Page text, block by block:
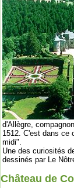
d'Allègre,
1512. C'est dans ce
midi".
Une des curiosités
dessinés par Le
Château de